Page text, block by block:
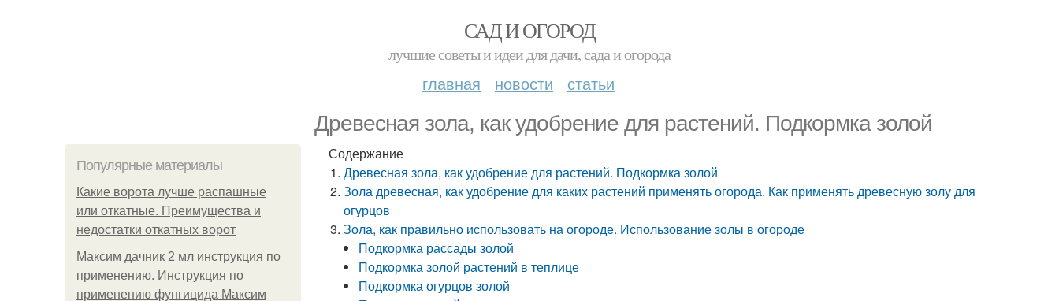
САД И ОГОРОД
лучшие советы и идеи для дачи, сада и огорода
главная новости статьи
Древесная зола, как удобрение для растений. Подкормка золой
Популярные материалы
Какие ворота лучше распашные
или откатные. Преимущества и
недостатки откатных ворот
Максим дачник 2 мл инструкция по
применению. Инструкция по
применению фунгицида Максим
Содержание
Древесная зола, как удобрение для растений. Подкормка золой
Зола древесная, как удобрение для каких растений применять огорода. Как применять древесную золу для
огурцов
Зола, как правильно использовать на огороде. Использование золы в огороде
Подкормка рассады золой
Подкормка золой растений в теплице
Подкормка огурцов золой